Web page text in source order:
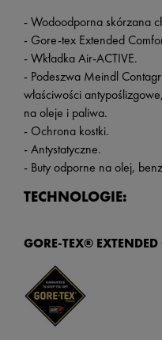
- Wodoodporna skórzana
- Gore-tex Extended
- Wkładka Air-ACTIVE.
- Podeszwa Meindl
właściwości
na oleje i paliwa.
- Ochrona kostki.
- Antystatyczne.
- Buty odporne na olej,
TECHNOLOGIE:
GORE-TEX®